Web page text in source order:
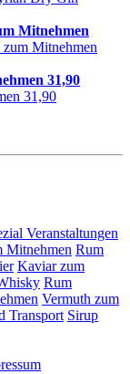
Mitnehmen
Mitnehmen
31,90
31,90
Veranstaltungen
Mitnehmen Rum
Kaviar zum
Rum
Vermuth zum
Transport Sirup